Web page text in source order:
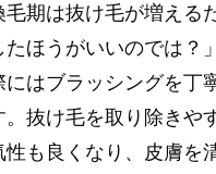
毛期は抜け毛が増える
たほうがいいのでは？
にはブラッシングを丁
。抜け毛を取り除きや
性も良くなり、皮膚を